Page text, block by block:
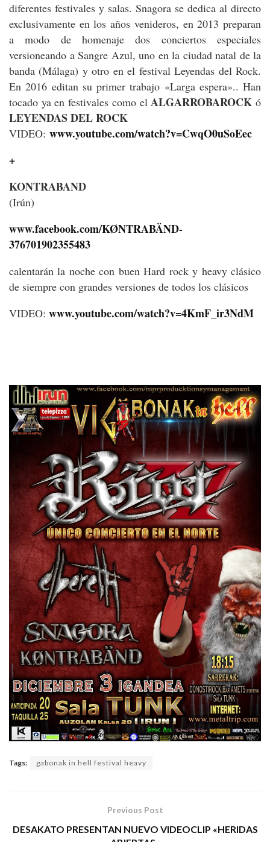
diferentes festivales y salas. Snagora se dedica al directo
exclusivamente en los años venideros, en 2013 preparan
a modo de homenaje dos conciertos especiales
versioneando a Sangre Azul, uno en la ciudad natal de la
banda (Málaga) y otro en el festival Leyendas del Rock.
En 2016 editan su primer trabajo «Larga espera».. Han
tocado ya en festivales como elALGARROBAROCKó
LEYENDAS DEL ROCK
VIDEO: www.youtube.com/watch?v=CwqO0uSoEec
+
KONTRABAND
(Irún)
www.facebook.com/KØNTRABÄND-
376701902355483
calentarán la noche con buen Hard rock y heavy clásico
de siempre con grandes versiones de todos los clásicos
VIDEO: www.youtube.com/watch?v=4KmF_ir3NdM
Tags: gabonak in hell festival heavy
Previous Post
DESAKATO PRESENTAN NUEVO VIDEOCLIP «HERIDAS